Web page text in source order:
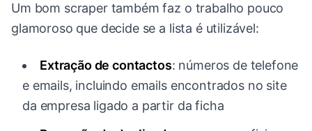
Um bom scraper também faz o trabalho pouco
glamoroso que decide se a lista é utilizável:
Extração de contactos: números de telefone
e emails, incluindo emails encontrados no site
da empresa ligado a partir da ficha